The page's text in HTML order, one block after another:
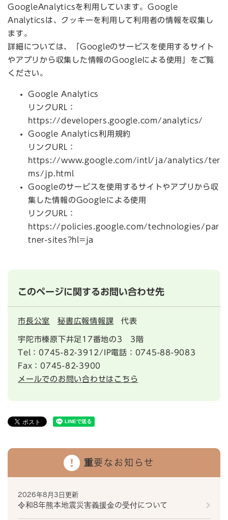
GoogleAnalyticsを利用しています。Google
Analyticsは、クッキーを利用して利用者の情報を収集し
ます。
詳細については、「Googleのサービスを使用するサイト
やアプリから収集した情報のGoogleによる使用」をご覧
ください。
Google Analytics
リンクURL：
https://developers.google.com/analytics/
Google Analytics利用規約
リンクURL：
https://www.google.com/intl/ja/analytics/ter
ms/jp.html
Googleのサービスを使用するサイトやアプリから収
集した情報のGoogleによる使用
リンクURL：
https://policies.google.com/technologies/par
tner-sites?hl=ja
このページに関するお問い合わせ先
市長公室 秘書広報情報課 代表
宇陀市榛原下井足17番地の3 3階
Tel：0745-82-3912/IP電話：0745-88-9083
Fax：0745-82-3900
メールでのお問い合わせはこちら
重要なお知らせ
2026年8月3日更新
令和8年熊本地震災害義援金の受付について